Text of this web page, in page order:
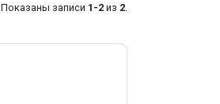
Показаны записи 1-2 из 2